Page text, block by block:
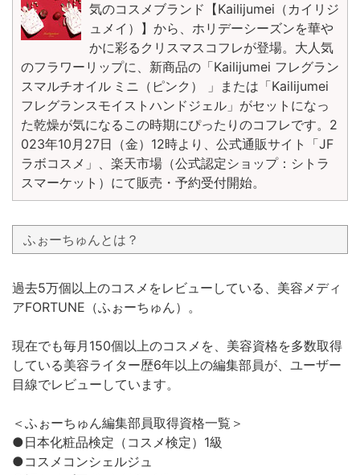
気のコスメブランド【Kailijumei（カイリジ
ュメイ）】から、ホリデーシーズンを華や
かに彩るクリスマスコフレが登場。大人気
のフラワーリップに、新商品の「Kailijumei フレグラン
スマルチオイル ミニ（ピンク） 」または「Kailijumei
フレグランスモイストハンドジェル」がセットになっ
た乾燥が気になるこの時期にぴったりのコフレです。2
023年10月27日（金）12時より、公式通販サイト「JF
ラボコスメ」、楽天市場（公式認定ショップ：シトラ
スマーケット）にて販売・予約受付開始。
ふぉーちゅんとは？
過去5万個以上のコスメをレビューしている、美容メディ
アFORTUNE（ふぉーちゅん）。
現在でも毎月150個以上のコスメを、美容資格を多数取得
している美容ライター歴6年以上の編集部員が、ユーザー
目線でレビューしています。
＜ふぉーちゅん編集部員取得資格一覧＞
●日本化粧品検定（コスメ検定）1級
●コスメコンシェルジュ